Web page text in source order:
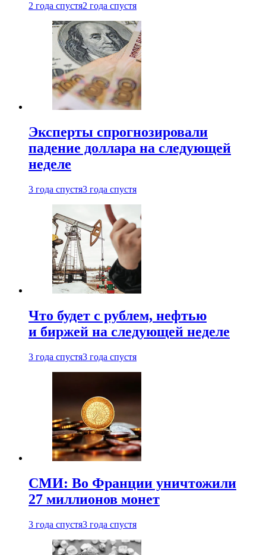
2 года спустя2 года спустя
Эксперты спрогнозировали
падение доллара на следующей
неделе
3 года спустя3 года спустя
Что будет с рублем, нефтью
и биржей на следующей неделе
3 года спустя3 года спустя
СМИ: Во Франции уничтожили
27 миллионов монет
3 года спустя3 года спустя